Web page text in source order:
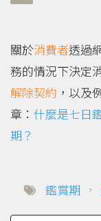
關於消費者透過
務的情況下決定
解除契約 ，以及
章： 什麼是七日
期？
鑑賞期 ，